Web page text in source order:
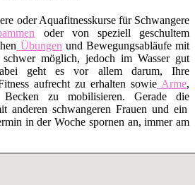
oder Aquafitnesskurse für Schwangere
oder von speziell geschultem
Übungen und Bewegungsabläufe mit
möglich, jedoch im Wasser gut
geht es vor allem darum, Ihre
aufrecht zu erhalten sowie Arme,
zu mobilisieren. Gerade die
anderen schwangeren Frauen und ein
in der Woche spornen an, immer am